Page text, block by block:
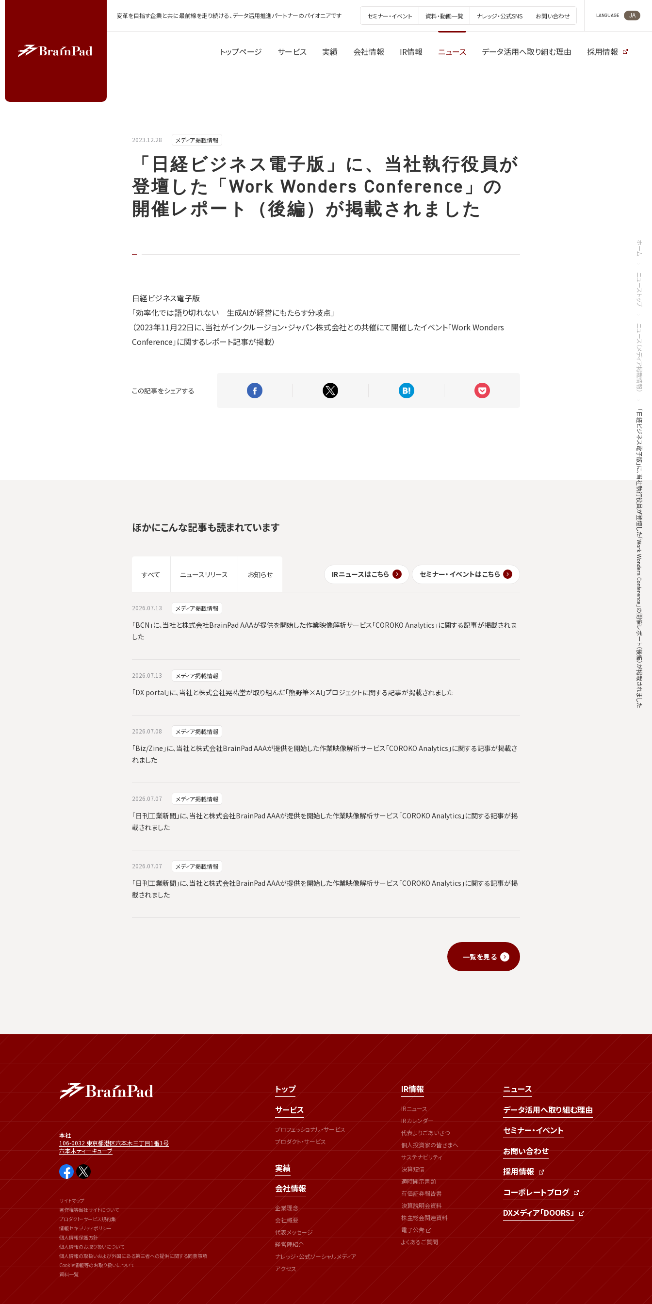
変革を目指す企業と共に最前線を走り続ける、データ活用推進パートナーのパイオニアです セミナー・イベント 資料・動画一覧 ナレッジ・公式SNS お問い合わせ LANGUAGE JA
トップページ サービス 実績 会社情報 IR情報 ニュース データ活用へ取り組む理由 採用情報
2023.12.28 メディア掲載情報
「日経ビジネス電子版」に、当社執行役員が
登壇した「Work Wonders Conference」の
開催レポート（後編）が掲載されました
ホーム
ニューストップ
ニュース（メディア掲載情報）
「日経ビジネス電子版」に、当社執行役員が登壇した「Work Wonders Conference」の開催レポート（後編）が掲載されました
日経ビジネス電子版
「効率化では語り切れない 生成AIが経営にもたらす分岐点 」
（2023年11月22日に、当社がインクルージョン・ジャパン株式会社との共催にて開催したイベント「Work Wonders
Conference」に関するレポート記事が掲載）
この記事をシェアする
ほかにこんな記事も読まれています
すべて ニュースリリース お知らせ IRニュースはこちら セミナー・イベントはこちら
2026.07.13 メディア掲載情報
「BCN」に、当社と株式会社BrainPad AAAが提供を開始した作業映像解析サービス「COROKO Analytics」に関する記事が掲載されま
した
2026.07.13 メディア掲載情報
「DX portal」に、当社と株式会社晃祐堂が取り組んだ「熊野筆×AI」プロジェクトに関する記事が掲載されました
2026.07.08 メディア掲載情報
「Biz/Zine」に、当社と株式会社BrainPad AAAが提供を開始した作業映像解析サービス「COROKO Analytics」に関する記事が掲載さ
れました
2026.07.07 メディア掲載情報
「日刊工業新聞」に、当社と株式会社BrainPad AAAが提供を開始した作業映像解析サービス「COROKO Analytics」に関する記事が掲
載されました
2026.07.07 メディア掲載情報
「日刊工業新聞」に、当社と株式会社BrainPad AAAが提供を開始した作業映像解析サービス「COROKO Analytics」に関する記事が掲
載されました
一覧を見る
トップ
サービス
プロフェッショナル・サービス
プロダクト・サービス
実績
会社情報
企業理念
会社概要
代表メッセージ
経営陣紹介
ナレッジ・公式ソーシャルメディア
アクセス
IR情報
IRニュース
IRカレンダー
代表よりごあいさつ
個人投資家の皆さまへ
サステナビリティ
決算短信
適時開示書類
有価証券報告書
決算説明会資料
株主総会関連資料
電子公告
よくあるご質問
ニュース
データ活用へ取り組む理由
セミナー・イベント
お問い合わせ
採用情報
コーポレートブログ
DXメディア「DOORS」
本社
106-0032 東京都港区六本木三丁目1番1号
六本木ティーキューブ
サイトマップ
著作権等当社サイトについて
プロダクト・サービス規約集
情報セキュリティポリシー
個人情報保護方針
個人情報のお取り扱いについて
個人情報の取扱いおよび外国にある第三者への提供に関する同意事項
Cookie情報等のお取り扱いについて
資料一覧